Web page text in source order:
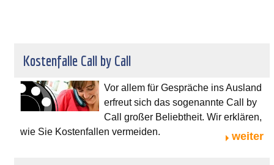
Kostenfalle Call by Call
Vor allem für Gespräche ins Ausland
erfreut sich das sogenannte Call by
Call großer Beliebtheit. Wir erklären,
wie Sie Kostenfallen vermeiden.
weiter